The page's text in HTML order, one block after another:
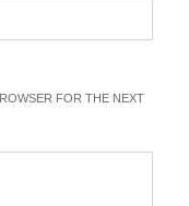
FOR THE NEXT